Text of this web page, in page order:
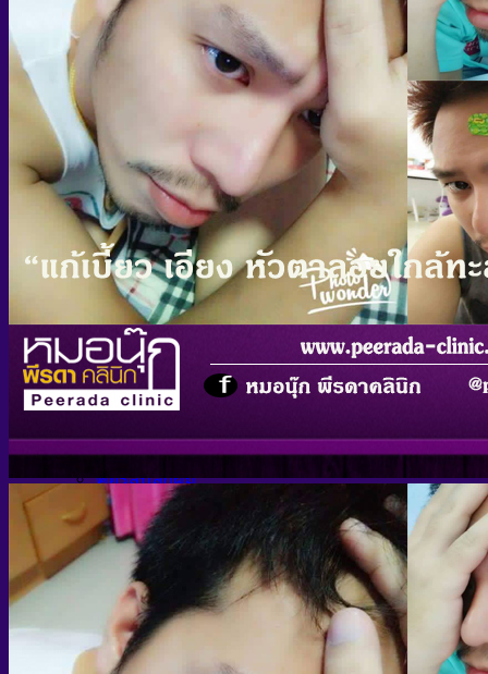
ศัลยกรรมเสริมจมูก
คอร์สรักษาฝ้า กระ จุดด่างดำ
คอร์สรักษาสิว รอยดำ รอยแดงสิว
คอร์สรักษาหลุมสิว
คอร์สรักษาผิวแห้งกร้าน เพิ่มความชุ่มชื้น
คอร์สจี้ไฝ กระ ติ่งเนื้อ ขี้แมลงวัน
คอร์สยกกระชับใบหน้า ไร้ริ้วรอย
คอร์สลบเลือนริ้วรอย&Filler ปรับรูปหน้า
คอร์สร้อยไหม ปรับรูปหน้า
คอร์สขาว ใส เฉพาะจุด
คอร์สผิวขาวใส
คอร์สยกกระชับ สลายไขมัน
คอร์สรักษาคีลอยส์
คอร์สกำจัดขน
คอร์สปลูกผม
คอร์ส Body Slim & Body Spa
คอร์สศัลยกรรมตา 2 ชั้น / เลเซอร์ตา 2 ชั้น
คอร์สศัลยกรรมปากบาง ปากกระจับ
คอร์สศัลยกรรมเสริมคาง
ผลิตภัณฑ์